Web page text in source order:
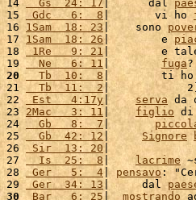
14
  Gs  24: 17
|      dal
15 Gdc   6:  8 |       vi ho
16 1Sam  18: 23 |    sono
17 1Sam  18: 26|        e
18
1Re   9: 21 |        e tale
19
  Ne   6: 11
| fuga?
20
  Tb  10:  8
|        ti ho
21
  Tb  11:  2
|            2]
22 Est   4:17y | serva da
23 2Mac   3: 11 | figlio di
24
  Gb   8:  7
|
25
  Gb  42: 12
| Signore
26 Sir  13: 20 |
27
  Is  25:  8
| lacrime
28 Ger   5:  4 | pensavo:
29
Ger  34: 13 |     dal
30
Bar   6: 25| mostrando